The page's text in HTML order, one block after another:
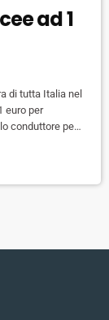
ad 1
di tutta Italia nel
euro per
conduttore per
ai musei e ai
gallerie,